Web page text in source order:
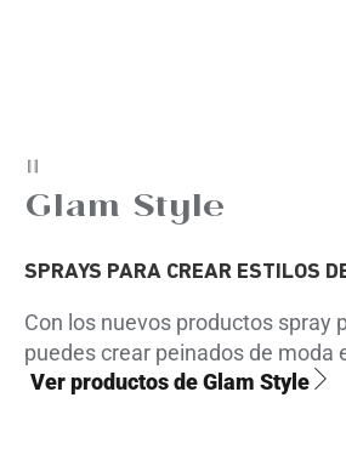
Glam Style
SPRAYS PARA CREAR ESTILOS
Con los nuevos productos spray
puedes crear peinados de moda
Ver productos de Glam Style